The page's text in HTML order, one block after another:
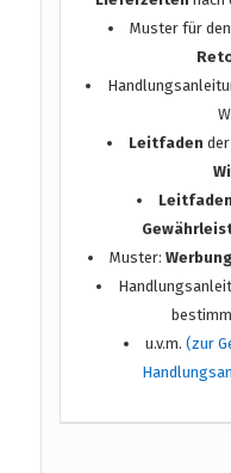
Muster für
Leitfaden
Leitfaden
Muster:
u.v.m.(zur